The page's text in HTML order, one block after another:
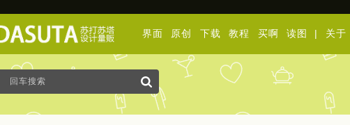
界面 原创 下载 教程 买啊 读图 | 关于